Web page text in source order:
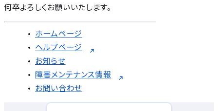
何卒よろしくお願いいたします。
ホームページ
ヘルプページ
お知らせ
障害メンテナンス情報
お問い合わせ